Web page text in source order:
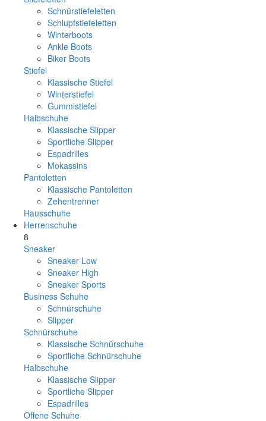
Schnürstiefeletten
Schlupfstiefeletten
Winterboots
Ankle Boots
Biker Boots
Stiefel
Klassische Stiefel
Winterstiefel
Gummistiefel
Halbschuhe
Klassische Slipper
Sportliche Slipper
Espadrilles
Mokassins
Pantoletten
Klassische Pantoletten
Zehentrenner
Hausschuhe
Herrenschuhe
8
Sneaker
Sneaker Low
Sneaker High
Sneaker Sports
Business Schuhe
Schnürschuhe
Slipper
Schnürschuhe
Klassische Schnürschuhe
Sportliche Schnürschuhe
Halbschuhe
Klassische Slipper
Sportliche Slipper
Espadrilles
Offene Schuhe